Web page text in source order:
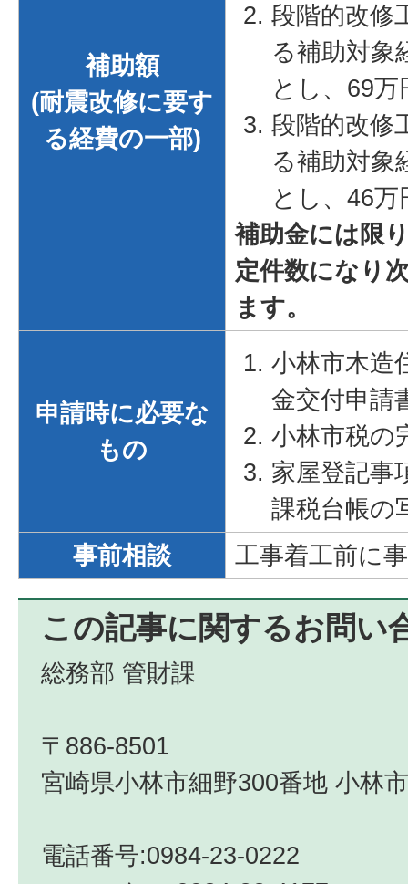
補助額
(耐震改修に要す
る経費の一部)
段階的改修
る補助対象
とし、69
段階的改修
る補助対象
とし、46
補助金には限
定件数になり
ます。
申請時に必要な
もの
小林市木造
金交付申請
小林市税の
家屋登記事
課税台帳の
事前相談
工事着工前に
この記事に関するお問い
総務部 管財課
〒886-8501
宮崎県小林市細野300番地 小林
電話番号:0984-23-0222